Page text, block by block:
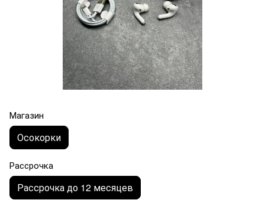
Магазин
Осокорки
Рассрочка
Рассрочка до 12 месяцев